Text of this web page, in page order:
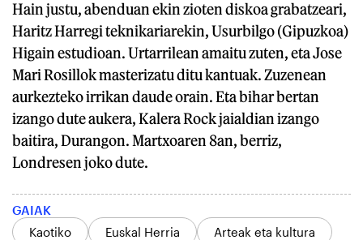
Hain justu, abenduan ekin zioten diskoa grabatzeari,
Haritz Harregi teknikariarekin, Usurbilgo (Gipuzkoa)
Higain estudioan. Urtarrilean amaitu zuten, eta Jose
Mari Rosillok masterizatu ditu kantuak. Zuzenean
aurkezteko irrikan daude orain. Eta bihar bertan
izango dute aukera, Kalera Rock jaialdian izango
baitira, Durangon. Martxoaren 8an, berriz,
Londresen joko dute.
GAIAK
Kaotiko
Euskal Herria
Arteak eta kultura